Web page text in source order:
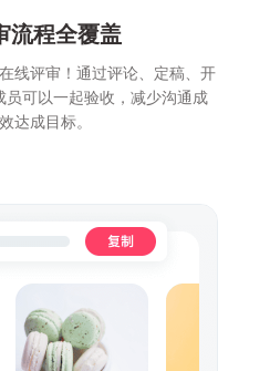
流程全覆盖
线评审！通过评论、定稿、开
可以一起验收，减少沟通成
达成目标。